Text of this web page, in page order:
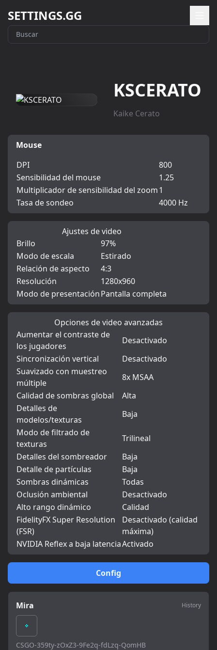
SETTINGS.GG
KSCERATO
Kaike Cerato
Config
Mira History
CSGO-359ty-zOxZ3-9Fe2q-fdLzq-QomHB
Mouse
DPI
800
Sensibilidad del mouse
1.25
Multiplicador de sensibilidad del zoom1
Tasa de sondeo
4000 Hz
Ajustes de video
Brillo
97%
Modo de escala
Estirado
Relación de aspecto
4:3
Resolución
1280x960
Modo de presentaciónPantalla completa
Opciones de video avanzadas
Aumentar el contraste de
los jugadores
Desactivado
Sincronización vertical
Desactivado
Suavizado con muestreo
múltiple
8x MSAA
Calidad de sombras global
Alta
Detalles de
modelos/texturas
Baja
Modo de filtrado de
texturas
Trilineal
Detalles del sombreador
Baja
Detalle de partículas
Baja
Sombras dinámicas
Todas
Oclusión ambiental
Desactivado
Alto rango dinámico
Calidad
FidelityFX Super Resolution
(FSR)
Desactivado (calidad
máxima)
NVIDIA Reflex a baja latenciaActivado